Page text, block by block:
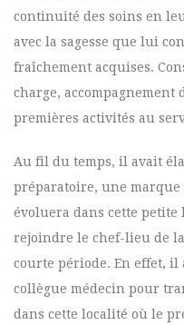
continuité des soins en
avec la sagesse que lui
fraîchement acquises.
charge, accompagnement
premières activités au
Au fil du temps, il avait
préparatoire, une marque
évoluera dans cette petite
rejoindre le chef-lieu de
courte période. En effet,
collègue médecin pour
dans cette localité où le